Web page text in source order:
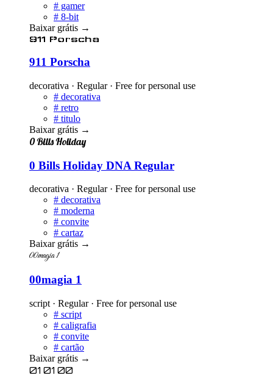
# gamer
# 8-bit
Baixar grátis →
911 Porscha
911 Porscha
decorativa · Regular · Free for personal use
# decorativa
# retro
# titulo
Baixar grátis →
0 Bills Holiday
0 Bills Holiday DNA Regular
decorativa · Regular · Free for personal use
# decorativa
# moderna
# convite
# cartaz
Baixar grátis →
00magia 1
00magia 1
script · Regular · Free for personal use
# script
# caligrafia
# convite
# cartão
Baixar grátis →
01 01 00